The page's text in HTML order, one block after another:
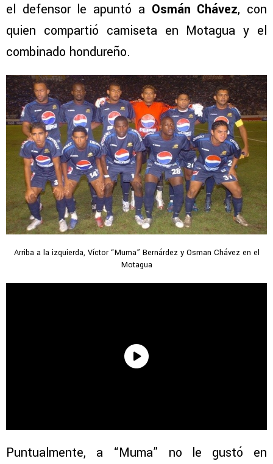
el defensor le apuntó a Osmán Chávez, con
quien compartió camiseta en Motagua y el
combinado hondureño.
Arriba a la izquierda, Víctor “Muma” Bernárdez y Osman Chávez en el
Motagua
Puntualmente, a “Muma” no le gustó en